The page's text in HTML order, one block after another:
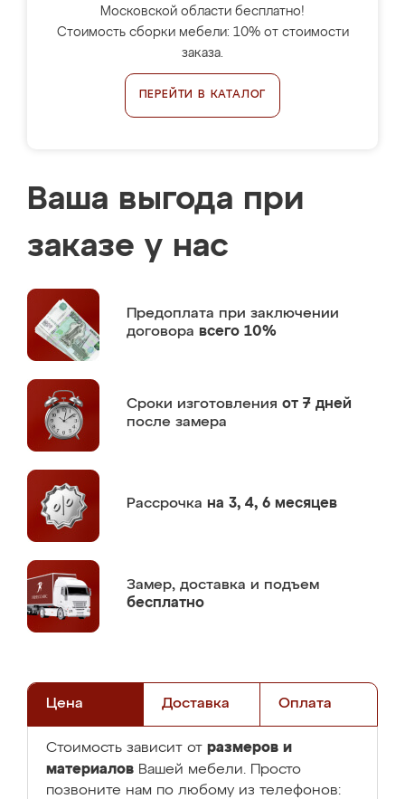
Московской области бесплатно!
Стоимость сборки мебели: 10% от стоимости
заказа.
ПЕРЕЙТИ В КАТАЛОГ
Ваша выгода при
заказе у нас
Предоплата при заключении
договора всего 10%
Сроки изготовления от 7 дней
после замера
Рассрочка на 3, 4, 6 месяцев
Замер, доставка и подъем
бесплатно
Цена Доставка Оплата
Стоимость зависит от размеров и
материалов Вашей мебели. Просто
позвоните нам по любому из телефонов: